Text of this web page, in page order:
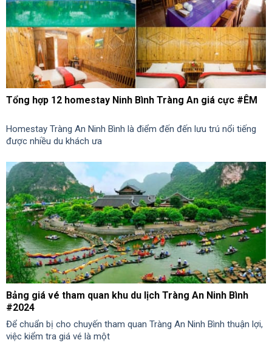
Tổng hợp 12 homestay Ninh Bình Tràng An giá cực #ÊM
Homestay Tràng An Ninh Bình là điểm đến đến lưu trú nổi tiếng
được nhiều du khách ưa
Bảng giá vé tham quan khu du lịch Tràng An Ninh Bình
#2024
Để chuẩn bị cho chuyến tham quan Tràng An Ninh Bình thuận lợi,
việc kiểm tra giá vé là một